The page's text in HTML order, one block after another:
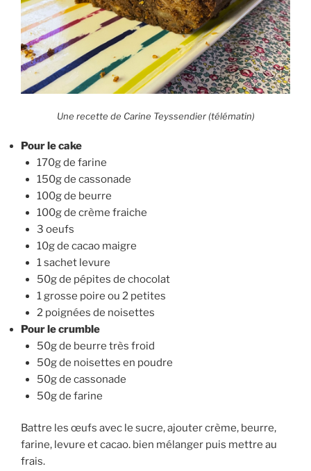
Une recette de Carine Teyssendier (télématin)
Pour le cake
170g de farine
150g de cassonade
100g de beurre
100g de crème fraiche
3 oeufs
10g de cacao maigre
1 sachet levure
50g de pépites de chocolat
1 grosse poire ou 2 petites
2 poignées de noisettes
Pour le crumble
50g de beurre très froid
50g de noisettes en poudre
50g de cassonade
50g de farine
Battre les œufs avec le sucre, ajouter crème, beurre,
farine, levure et cacao. bien mélanger puis mettre au
frais.